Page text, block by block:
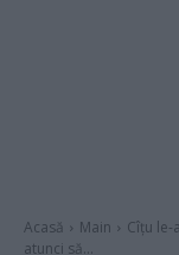
Acasă Main
Cîțu le-
atunci să...